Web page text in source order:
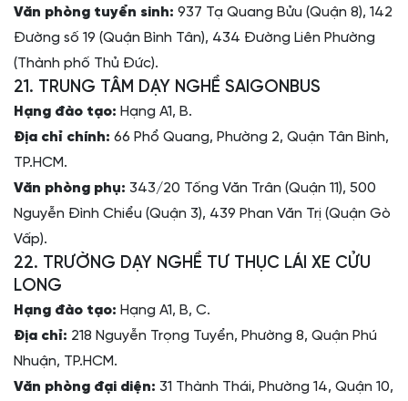
Văn phòng tuyển sinh: 937 Tạ Quang Bửu (Quận 8), 142
Đường số 19 (Quận Bình Tân), 434 Đường Liên Phường
(Thành phố Thủ Đức).
21. TRUNG TÂM DẠY NGHỀ SAIGONBUS
Hạng đào tạo: Hạng A1, B.
Địa chỉ chính: 66 Phổ Quang, Phường 2, Quận Tân Bình,
TP.HCM.
Văn phòng phụ: 343/20 Tống Văn Trân (Quận 11), 500
Nguyễn Đình Chiểu (Quận 3), 439 Phan Văn Trị (Quận Gò
Vấp).
22. TRƯỜNG DẠY NGHỀ TƯ THỤC LÁI XE CỬU
LONG
Hạng đào tạo: Hạng A1, B, C.
Địa chỉ: 218 Nguyễn Trọng Tuyển, Phường 8, Quận Phú
Nhuận, TP.HCM.
Văn phòng đại diện: 31 Thành Thái, Phường 14, Quận 10,